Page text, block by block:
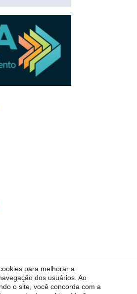
para melhorar a
dos usuários. Ao
o site, você concorda com a
| Unipampa
Granier, n.º 51 – 4º andar, Bagé – RS – 96400-500